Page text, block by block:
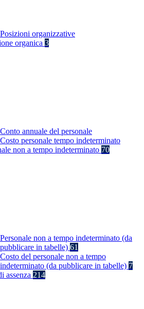
Posizioni organizzative
organica 3
Conto annuale del personale
Costo personale tempo indeterminato
non a tempo indeterminato 70
Personale non a tempo indeterminato (da
pubblicare in tabelle) 61
Costo del personale non a tempo
indeterminato (da pubblicare in tabelle) 7
assenza 214